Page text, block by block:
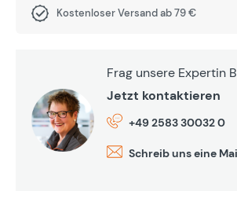
Kostenloser Versand ab 79 €
Frag unsere Expertin
Jetzt kontaktieren
+49 2583 30032 0
Schreib uns eine